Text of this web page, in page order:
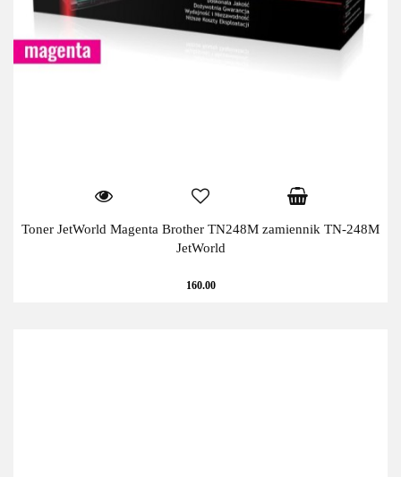
Toner JetWorld Magenta Brother TN248M zamiennik TN-248M
JetWorld
160.00